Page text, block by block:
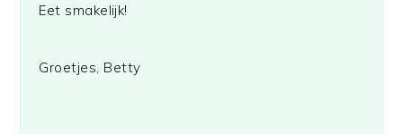
Eet smakelijk!
Groetjes, Betty